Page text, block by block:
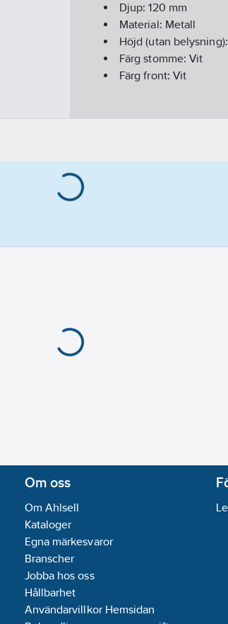
Djup:120 mm
Material: Metall
Höjd (utan belysning):
Färg stomme:Vit
Färg front: Vit
Om oss
Om Ahlsell
Kataloger
Egna märkesvaror
Branscher
Jobba hos oss
Hållbarhet
Användarvillkor Hemsidan